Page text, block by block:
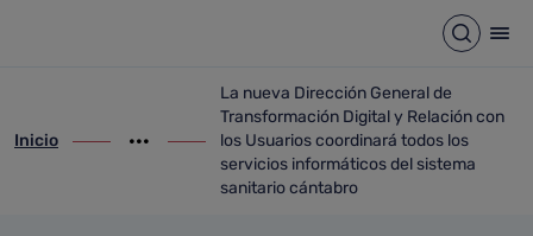
Abrir
ir-a inicio
Inicio
Mostrar opciones del camino de migas
ir-a La nueva Dirección General de
La nueva Dirección General de
Transformación Digital y Relación con
los Usuarios coordinará todos los
servicios informáticos del sistema
sanitario cántabro